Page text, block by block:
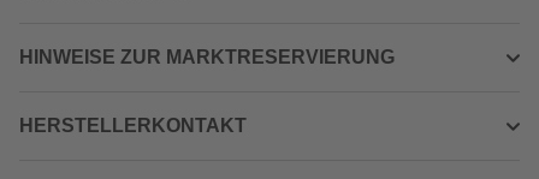
HINWEISE ZUR MARKTRESERVIERUNG
HERSTELLERKONTAKT